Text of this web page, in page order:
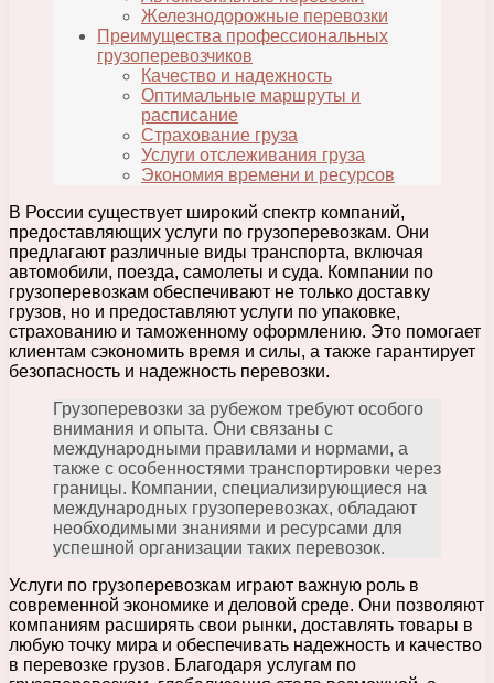
Железнодорожные перевозки
Преимущества профессиональных
грузоперевозчиков
Качество и надежность
Оптимальные маршруты и
расписание
Страхование груза
Услуги отслеживания груза
Экономия времени и ресурсов
В России существует широкий спектр компаний,
предоставляющих услуги по грузоперевозкам. Они
предлагают различные виды транспорта, включая
автомобили, поезда, самолеты и суда. Компании по
грузоперевозкам обеспечивают не только доставку
грузов, но и предоставляют услуги по упаковке,
страхованию и таможенному оформлению. Это помогает
клиентам сэкономить время и силы, а также гарантирует
безопасность и надежность перевозки.
Грузоперевозки за рубежом требуют особого
внимания и опыта. Они связаны с
международными правилами и нормами, а
также с особенностями транспортировки через
границы. Компании, специализирующиеся на
международных грузоперевозках, обладают
необходимыми знаниями и ресурсами для
успешной организации таких перевозок.
Услуги по грузоперевозкам играют важную роль в
современной экономике и деловой среде. Они позволяют
компаниям расширять свои рынки, доставлять товары в
любую точку мира и обеспечивать надежность и качество
в перевозке грузов. Благодаря услугам по